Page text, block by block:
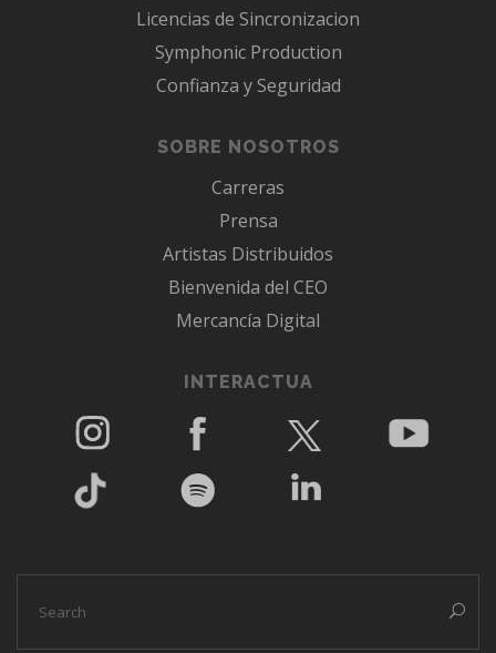
Licencias de Sincronizacion
Symphonic Production
Confianza y Seguridad
SOBRE NOSOTROS
Carreras
Prensa
Artistas Distribuidos
Bienvenida del CEO
Mercancía Digital
INTERACTUA